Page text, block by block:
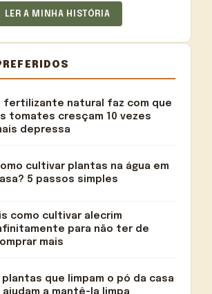
LER A MINHA HISTÓRIA
fertilizante natural faz com que
tomates cresçam 10 vezes
depressa
cultivar plantas na água em
5 passos simples
como cultivar alecrim
para não ter de
mais
plantas que limpam o pó da casa
ajudam a mantê-la limpa